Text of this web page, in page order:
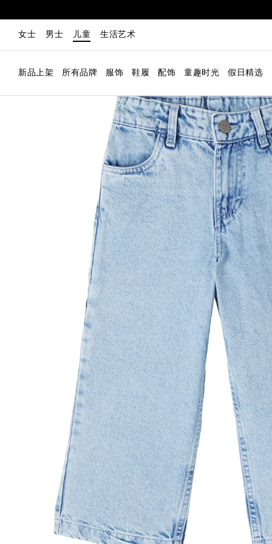
女士 男士 儿童 生活艺术
新品上架 所有品牌 服饰 鞋履 配饰 童趣时光 假日精选